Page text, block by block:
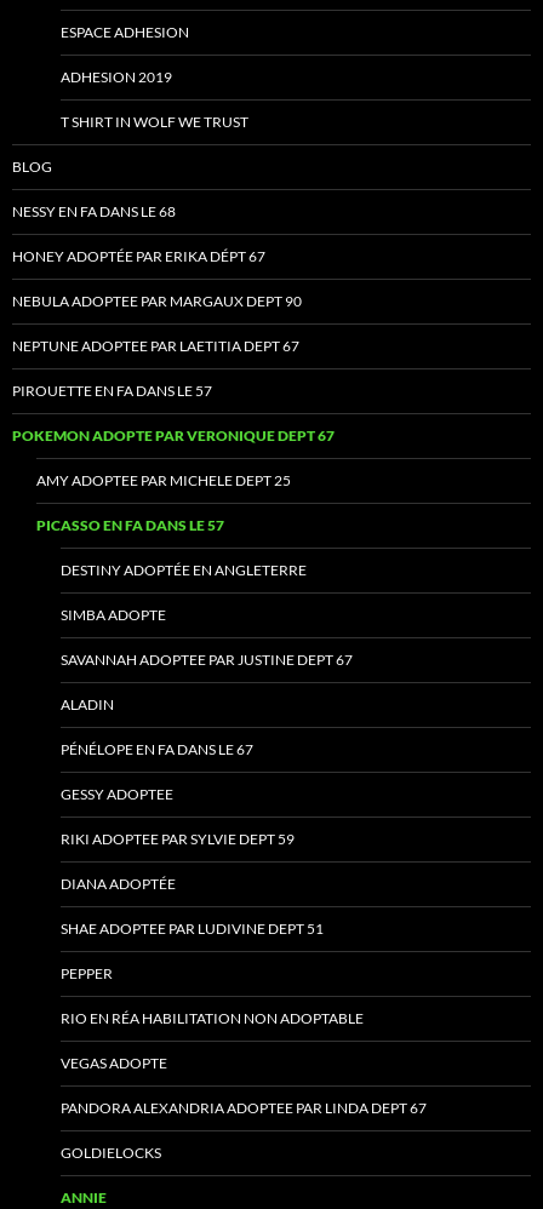
ESPACE ADHESION
ADHESION 2019
T SHIRT IN WOLF WE TRUST
BLOG
NESSY EN FA DANS LE 68
HONEY ADOPTÉE PAR ERIKA DÉPT 67
NEBULA ADOPTEE PAR MARGAUX DEPT 90
NEPTUNE ADOPTEE PAR LAETITIA DEPT 67
PIROUETTE EN FA DANS LE 57
POKEMON ADOPTE PAR VERONIQUE DEPT 67
AMY ADOPTEE PAR MICHELE DEPT 25
PICASSO EN FA DANS LE 57
DESTINY ADOPTÉE EN ANGLETERRE
SIMBA ADOPTE
SAVANNAH ADOPTEE PAR JUSTINE DEPT 67
ALADIN
PÉNÉLOPE EN FA DANS LE 67
GESSY ADOPTEE
RIKI ADOPTEE PAR SYLVIE DEPT 59
DIANA ADOPTÉE
SHAE ADOPTEE PAR LUDIVINE DEPT 51
PEPPER
RIO EN RÉA HABILITATION NON ADOPTABLE
VEGAS ADOPTE
PANDORA ALEXANDRIA ADOPTEE PAR LINDA DEPT 67
GOLDIELOCKS
ANNIE